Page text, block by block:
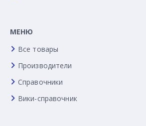
МЕНЮ
Все товары
Производители
Справочники
Вики-справочник